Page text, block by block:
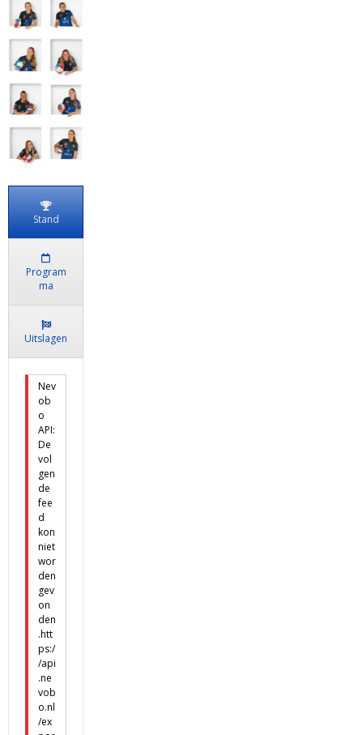
Stand
Program
ma
Uitslagen
Nev
ob
o
API:
De
vol
gen
de
fee
d
kon
niet
wor
den
gev
on
den
.htt
ps:/
/api
.ne
vob
o.nl
/ex